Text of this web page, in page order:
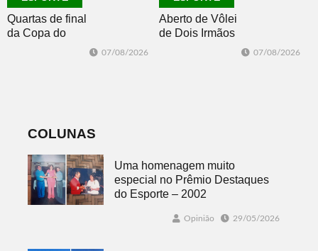
Quartas de final
da Copa do
Brasil 2026: veja
07/08/2026
Aberto de Vôlei
de Dois Irmãos
07/08/2026
COLUNAS
Uma homenagem muito
especial no Prêmio Destaques
do Esporte – 2002
Opinião 29/05/2026